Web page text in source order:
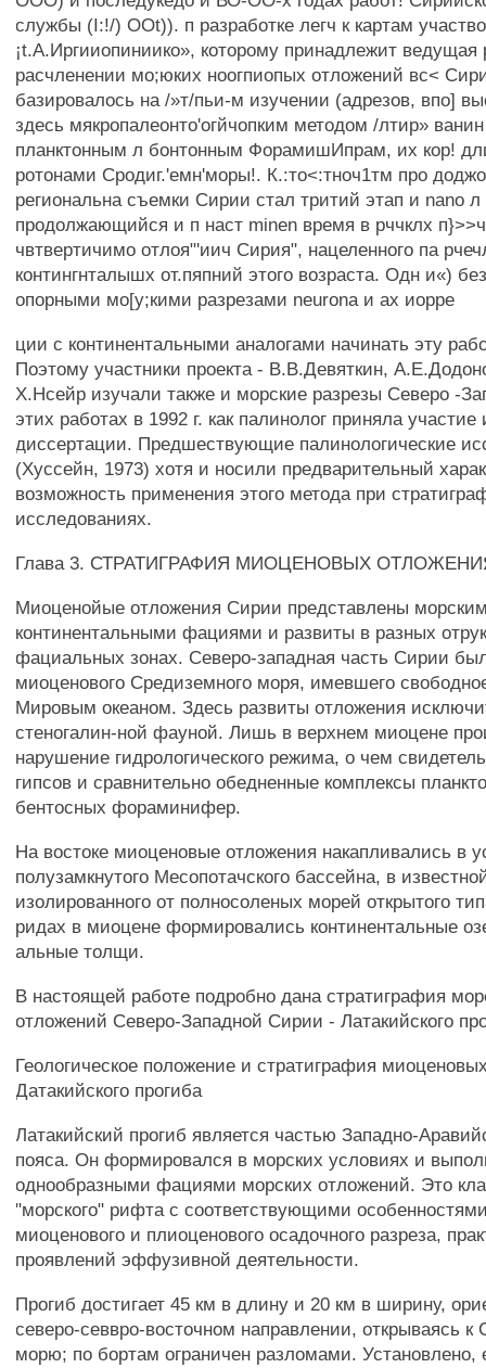
службы (I:!/) OOt)). п разработке легч к картам
¡t.А.Иргииопиниико», которому принадлежит ведущая
расчленении мо;юких ноогпиопых отложений вс<
базировалось на /»т/пьи-м изучении (адрезов, впо]
здесь мякропалеонто'огйчопким методом /лтир»
планктонным л бонтонным ФорамишИпрам, их кор!
ротонами Сродиг.'емн'моры!. К.:то<:тноч1тм про
региональна съемки Сирии стал тритий этап и nano
продолжающийся и п наст minen время в рччклх
чвтвертичимо отлоя"'иич Сирия", нацеленного па
контингнталышх от.пяпний этого возраста. Одн и«)
опорными мо[у;кими разрезами neurona и ах иорре
ции с континентальными аналогами начинать эту
Поэтому участники проекта - В.В.Девяткин,
Х.Нсейр изучали также и морские разрезы Северо -
этих работах в 1992 г. как палинолог приняла участие
диссертации. Предшествующие палинологические
(Хуссейн, 1973) хотя и носили предварительный
возможность применения этого метода при
исследованиях.
Глава 3. СТРАТИГРАФИЯ МИОЦЕНОВЫХ
Миоценойые отложения Сирии представлены
континентальными фациями и развиты в разных
фациальных зонах. Северо-западная часть Сирии
миоценового Средиземного моря, имевшего
Мировым океаном. Здесь развиты отложения
стеногалин-ной фауной. Лишь в верхнем миоцене
нарушение гидрологического режима, о чем
гипсов и сравнительно обедненные комплексы
бентосных фораминифер.
На востоке миоценовые отложения накапливались в
полузамкнутого Месопотачского бассейна, в
изолированного от полносоленых морей открытого
ридах в миоцене формировались континентальные
альные толщи.
В настоящей работе подробно дана стратиграфия
отложений Северо-Западной Сирии - Латакийского
Геологическое положение и стратиграфия
Датакийского прогиба
Латакийский прогиб является частью Западно-
пояса. Он формировался в морских условиях и
однообразными фациями морских отложений. Это
"морского" рифта с соответствующими
миоценового и плиоценового осадочного разреза,
проявлений эффузивной деятельности.
Прогиб достигает 45 км в длину и 20 км в ширину,
северо-севвро-восточном направлении, открываясь
морю; по бортам ограничен разломами. Установлено,